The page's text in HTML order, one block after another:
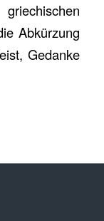
Abkürzung
Gedanke